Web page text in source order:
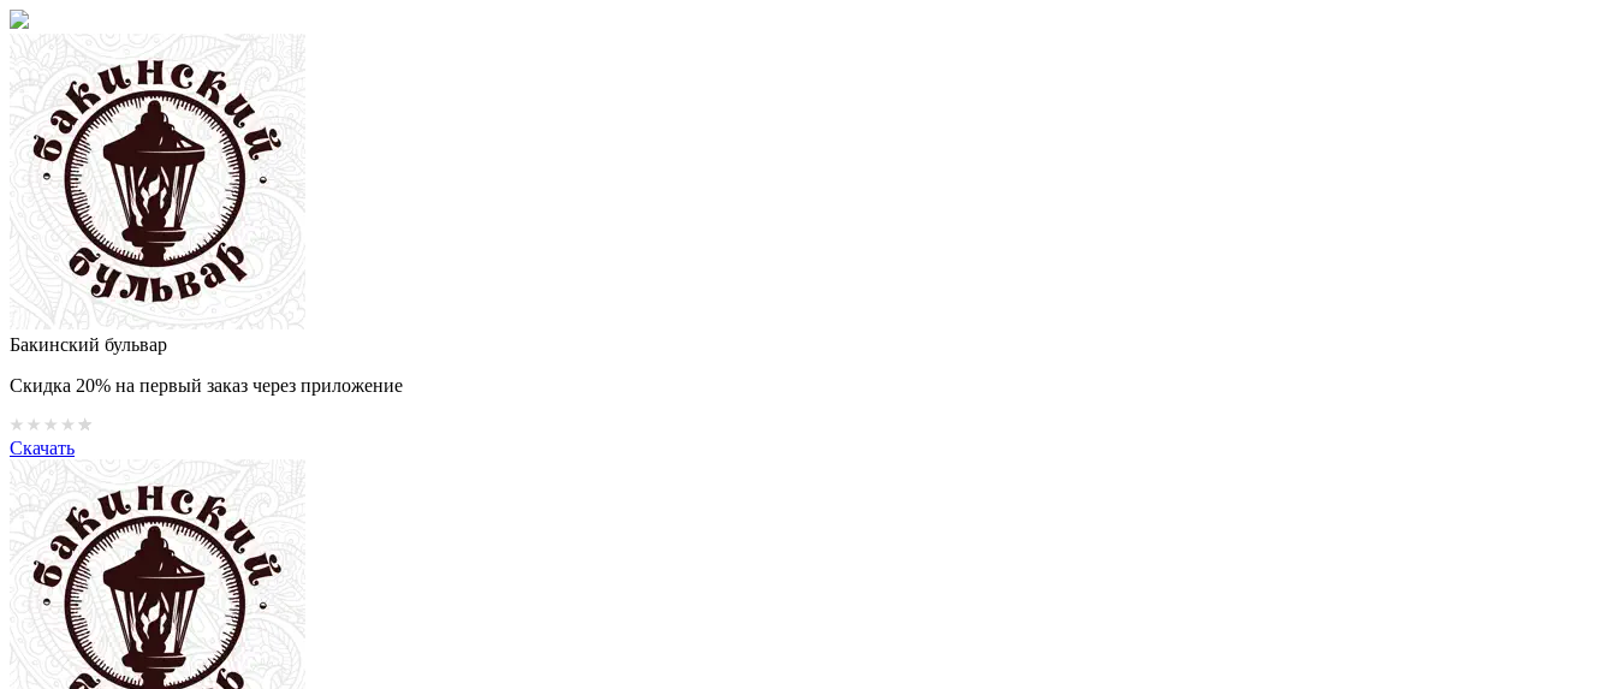
Бакинский бульвар
Скидка 20% на первый заказ через приложение
Скачать